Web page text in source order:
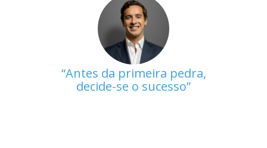
Antes da primeira pedra,
decide-se o sucesso